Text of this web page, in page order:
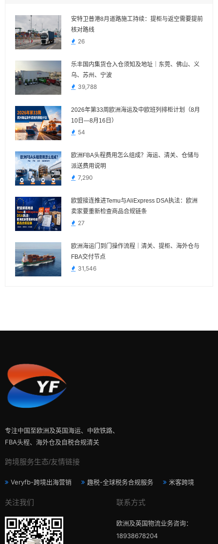
安特卫普港8月道路施工持续：提柜与返空需要提前
核对路线
26
乐丰国内集货仓入仓须知及地址｜东莞、佛山、义
乌、苏州、宁波
39,788
2026年第33周欧洲海运及中欧班列排柜计划（8月
10日—8月16日）
54
欧洲FBA头程费用怎么组成？海运、清关、仓储与
派送费用说明
7,290
欧盟接连推进Temu与AliExpress DSA执法：欧洲
卖家要重新检查商品合规链条
27
欧洲海运门到门操作流程｜清关、提柜、海外仓与
FBA交付节点
31,546
专注中国至欧洲及英国海运、中欧铁路、
FBA头程、海外仓及自税合规清关
跨境服务生态/友情链接
Veryfb-跨境出海营销 趣税-全球税务合规服务 米客跨境
关注我们 联系方式
欧洲及英国物流业务咨询：
18938678204